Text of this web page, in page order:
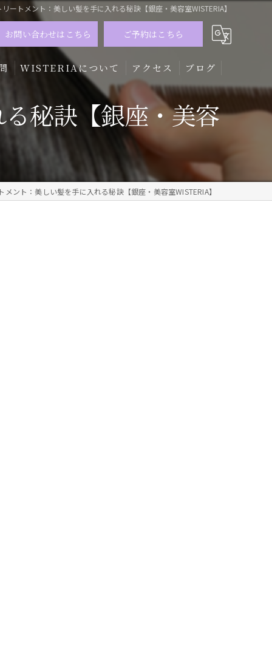
ートメント：美しい髪を手に入れる秘訣【銀座・美容室WISTERIA】
お問い合わせはこちら ご予約はこちら
WISTERIAについて
髪質改善
メンズ
アクセス ブログ
秘訣【銀座・美容
メント：美しい髪を手に入れる秘訣【銀座・美容室WISTERIA】